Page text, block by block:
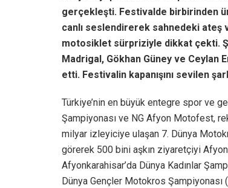
gerçekleşti. Festivalde birbirinden
canlı seslendirerek sahnedeki ateş
motosiklet sürpriziyle dikkat çekti.
Madrigal, Gökhan Güney ve Ceylan
etti. Festivalin kapanışını sevilen
Türkiye’nin en büyük entegre spor ve
Şampiyonası ve NG Afyon Motofest,
milyar izleyiciye ulaşan 7. Dünya
görerek 500 bini aşkın ziyaretçiyi
Afyonkarahisar’da Dünya Kadınlar
Dünya Gençler Motokros Şampiyonası